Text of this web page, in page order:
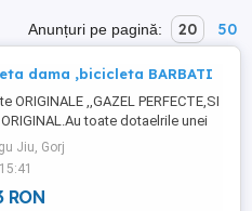
Anunțuri pe pagină: 20 50
dama ,bicicleta BARBATI
ORIGINALE ,,GAZEL PERFECTE,SI
toate dotaelrile unei
,dinamo,lacăte originale
doua foi de angrenaj
5 pinioane.Schimba ff.usor.100
de bărbat și 100 cea de
Jiu, Gorj
RON